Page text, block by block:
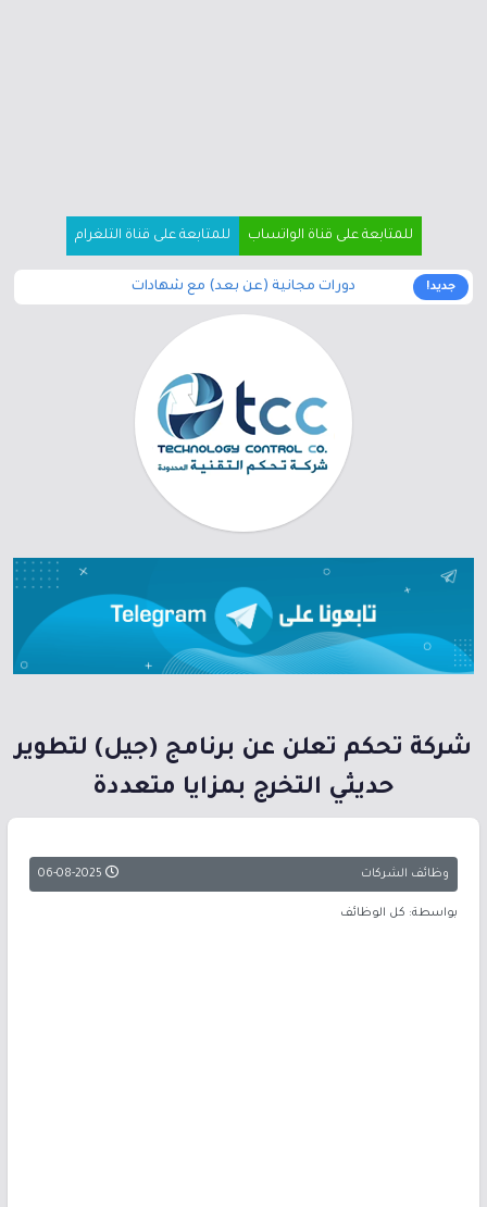
للمتابعة على قناة الواتساب للمتابعة على قناة التلغرام
جديد! دورات مجانية (عن بعد) مع شهادات
شركة تحكم تعلن عن برنامج (جيل) لتطوير
حديثي التخرج بمزايا متعددة
وظائف الشركات 06-08-2025
بواسطة: كل الوظائف